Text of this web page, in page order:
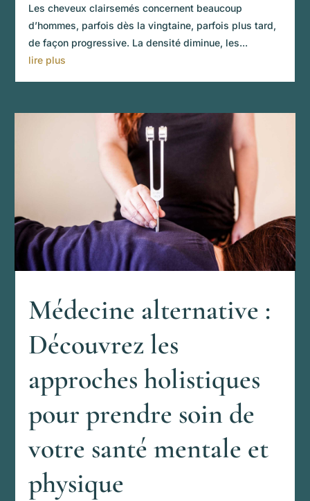
Les cheveux clairsemés concernent beaucoup
d’hommes, parfois dès la vingtaine, parfois plus tard,
de façon progressive. La densité diminue, les...
lire plus
Médecine alternative :
Découvrez les
approches holistiques
pour prendre soin de
votre santé mentale et
physique